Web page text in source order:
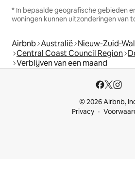
* In bepaalde geografische gebieden
woningen kunnen uitzonderingen van
Airbnb Australië Nieuw-Zuid-
Central Coast Council Region
Verblijven van een maand
© 2026 Airbnb,
Privacy